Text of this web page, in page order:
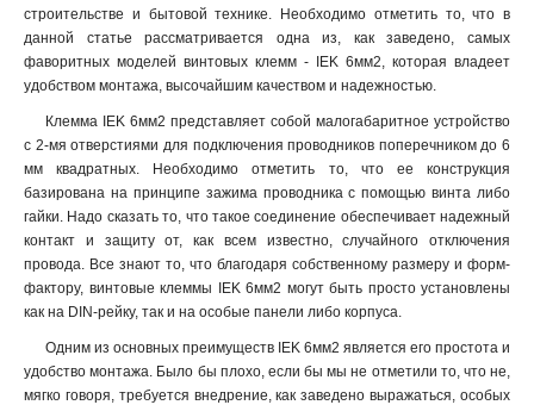
строительстве и бытовой технике. Необходимо отметить то, что в
данной статье рассматривается одна из, как заведено, самых
фаворитных моделей винтовых клемм - IEK 6мм2, которая владеет
удобством монтажа, высочайшим качеством и надежностью.
Клемма IEK 6мм2 представляет собой малогабаритное устройство
с 2-мя отверстиями для подключения проводников поперечником до 6
мм квадратных. Необходимо отметить то, что ее конструкция
базирована на принципе зажима проводника с помощью винта либо
гайки. Надо сказать то, что такое соединение обеспечивает надежный
контакт и защиту от, как всем известно, случайного отключения
провода. Все знают то, что благодаря собственному размеру и форм-
фактору, винтовые клеммы IEK 6мм2 могут быть просто установлены
как на DIN-рейку, так и на особые панели либо корпуса.
Одним из основных преимуществ IEK 6мм2 является его простота и
удобство монтажа. Было бы плохо, если бы мы не отметили то, что не,
мягко говоря, требуется внедрение, как заведено выражаться, особых